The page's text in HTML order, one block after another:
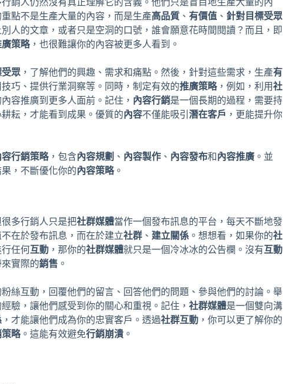
重點不是生產大量的內容，而是生產高品質 、 有價值 、 針對目標受眾
人的文章，或者只是空洞的口號，誰會願意花時間閱讀？而且，即
廣策略，也很難讓你的內容被更多人看到。
受眾 ，了解他們的興趣、需求和痛點。然後，針對這些需求，生產有
巧、提供行業洞察等。同時，制定有效的推廣策略，例如，利用社
容推廣到更多人面前。記住， 內容行銷是一個長期的過程，需要持
耘，才能看到成果。優質的內容不僅能吸引 潛在客戶 ，更能提升你
容行銷策略，包含內容規劃 、 內容製作 、 內容發布和內容推廣 。並
，不斷優化你的內容策略。
多行銷人只是把社群媒體當作一個發布訊息的平台，每天不斷地發
不在於發布訊息，而在於建立社群 、 建立關係 。想想看，如果你的社
任何互動 ，那你的社群媒體就只是一個冷冰冰的公告欄。沒有互動
來實際的銷售 。
絲互動，回覆他們的留言、回答他們的問題、參與他們的討論。舉
驗，讓他們感受到你的關心和重視。記住， 社群媒體是一個雙向溝
，才能讓他們成為你的忠實客戶。透過社群互動 ，你可以更了解你的
略。這能有效避免行銷崩潰 。